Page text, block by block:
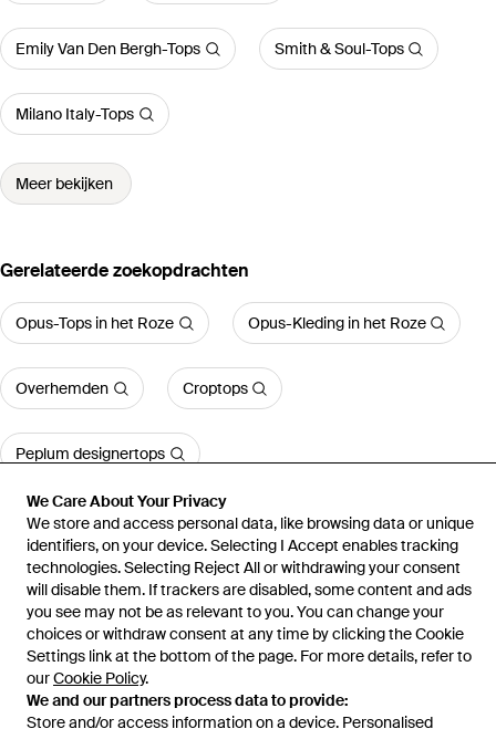
We Care About Your Privacy
We store and access personal data, like browsing data or unique
identifiers, on your device. Selecting I Accept enables tracking
technologies. Selecting Reject All or withdrawing your consent
will disable them. If trackers are disabled, some content and ads
you see may not be as relevant to you. You can change your
choices or withdraw consent at any time by clicking the Cookie
Settings link at the bottom of the page. For more details, refer to
ourCookie Policy.
We and our partners process data to provide:
Store and/or access information on a device. Personalised
Emily Van Den Bergh-Tops Smith & Soul-Tops
Milano Italy-Tops
Meer bekijken
Gerelateerde zoekopdrachten
Opus-Tops in het Roze Opus-Kleding in het Roze
Overhemden Croptops
Peplum designertops
Meer bekijken
Home Tops voor dames T-Shirts